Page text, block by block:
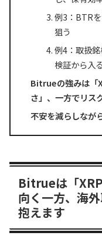
例3：BTR
狙う
例4：取扱
検証から入る
Bitrueの強みは「
さ」、一方でリス
不安を減らしなが
Bitrueは「
向く一方、海
抱えます